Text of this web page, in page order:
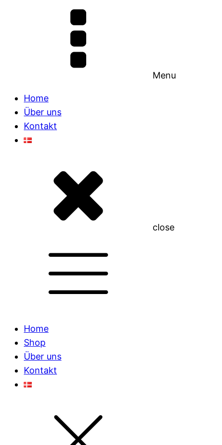
Menu
Home
Über uns
Kontakt
close
Home
Shop
Über uns
Kontakt